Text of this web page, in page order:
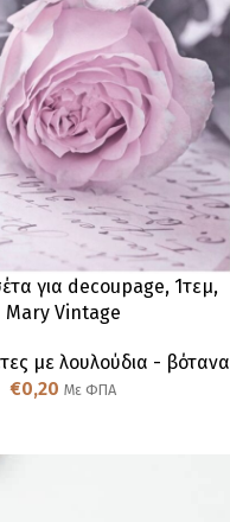
για decoupage, 1τεμ,
Mary Vintage
με λουλούδια - βότανα
€0,20 Με ΦΠΑ